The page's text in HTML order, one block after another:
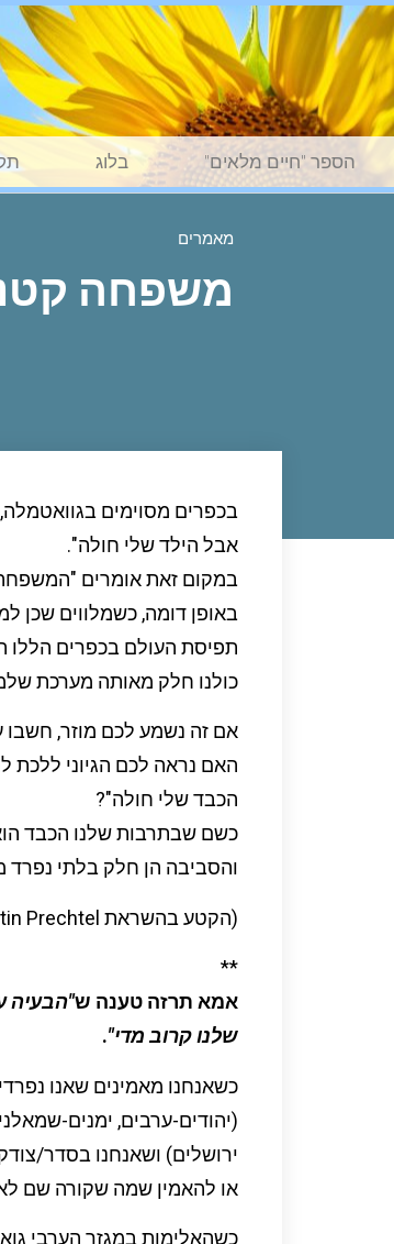
הספר "חיים מלאים" בלוג
מאמרים
משפחה
בכפרים מסוימים
אבל הילד שלי חולה".
במקום זאת אומרים
באופן דומה, כשמלווים שכן
תפיסת העולם בכפרים הללו
כולנו חלק מאותה מערכת
אם זה נשמע לכם מוזר,
האם נראה לכם הגיוני ללכת
הכבד שלי חולה"?
כשם שבתרבות שלנו הכבד
והסביבה הן חלק בלתי נפרד
(הקטע בהשראת Martin Prechtel מתוך הספר Sacred Economics)
**
אמא תרזה טענה ש"הבעיה
שלנו קרוב מדי".
כשאנחנו מאמינים שאנו
(יהודים-ערבים, ימנים-
ירושלים) ושאנחנו בסדר/
או להאמין שמה שקורה שם
כשהאלימות במגזר הערבי